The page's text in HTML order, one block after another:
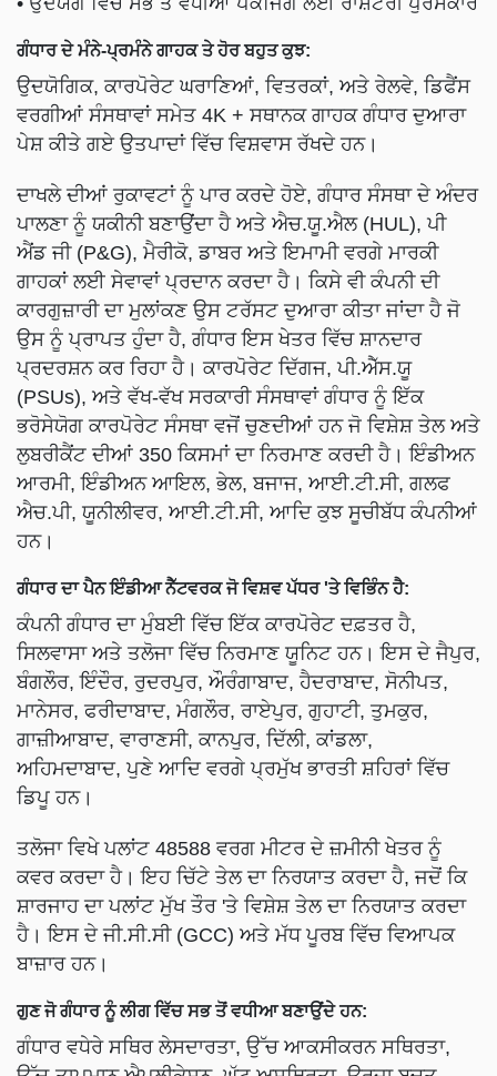
ਗੰਧਾਰ ਦੇ ਮੰਨੇ-ਪ੍ਰਮੰਨੇ ਗਾਹਕ ਤੇ ਹੋਰ ਬਹੁਤ ਕੁਝ:
ਉਦਯੋਗਿਕ, ਕਾਰਪੋਰੇਟ ਘਰਾਣਿਆਂ, ਵਿਤਰਕਾਂ, ਅਤੇ ਰੇਲਵੇ, ਡਿਫੈਂਸ
ਵਰਗੀਆਂ ਸੰਸਥਾਵਾਂ ਸਮੇਤ 4K + ਸਥਾਨਕ ਗਾਹਕ ਗੰਧਾਰ ਦੁਆਰਾ
ਪੇਸ਼ ਕੀਤੇ ਗਏ ਉਤਪਾਦਾਂ ਵਿੱਚ ਵਿਸ਼ਵਾਸ ਰੱਖਦੇ ਹਨ।
ਦਾਖਲੇ ਦੀਆਂ ਰੁਕਾਵਟਾਂ ਨੂੰ ਪਾਰ ਕਰਦੇ ਹੋਏ, ਗੰਧਾਰ ਸੰਸਥਾ ਦੇ ਅੰਦਰ
ਪਾਲਣਾ ਨੂੰ ਯਕੀਨੀ ਬਣਾਉਂਦਾ ਹੈ ਅਤੇ ਐਚ.ਯੂ.ਐਲ (HUL), ਪੀ
ਐਂਡ ਜੀ (P&G), ਮੈਰੀਕੋ, ਡਾਬਰ ਅਤੇ ਇਮਾਮੀ ਵਰਗੇ ਮਾਰਕੀ
ਗਾਹਕਾਂ ਲਈ ਸੇਵਾਵਾਂ ਪ੍ਰਦਾਨ ਕਰਦਾ ਹੈ। ਕਿਸੇ ਵੀ ਕੰਪਨੀ ਦੀ
ਕਾਰਗੁਜ਼ਾਰੀ ਦਾ ਮੁਲਾਂਕਣ ਉਸ ਟਰੱਸਟ ਦੁਆਰਾ ਕੀਤਾ ਜਾਂਦਾ ਹੈ ਜੋ
ਉਸ ਨੂੰ ਪ੍ਰਾਪਤ ਹੁੰਦਾ ਹੈ, ਗੰਧਾਰ ਇਸ ਖੇਤਰ ਵਿੱਚ ਸ਼ਾਨਦਾਰ
ਪ੍ਰਦਰਸ਼ਨ ਕਰ ਰਿਹਾ ਹੈ। ਕਾਰਪੋਰੇਟ ਦਿੱਗਜ, ਪੀ.ਐੱਸ.ਯੂ
(PSUs), ਅਤੇ ਵੱਖ-ਵੱਖ ਸਰਕਾਰੀ ਸੰਸਥਾਵਾਂ ਗੰਧਾਰ ਨੂੰ ਇੱਕ
ਭਰੋਸੇਯੋਗ ਕਾਰਪੋਰੇਟ ਸੰਸਥਾ ਵਜੋਂ ਚੁਣਦੀਆਂ ਹਨ ਜੋ ਵਿਸ਼ੇਸ਼ ਤੇਲ ਅਤੇ
ਲੁਬਰੀਕੈਂਟ ਦੀਆਂ 350 ਕਿਸਮਾਂ ਦਾ ਨਿਰਮਾਣ ਕਰਦੀ ਹੈ। ਇੰਡੀਅਨ
ਆਰਮੀ, ਇੰਡੀਅਨ ਆਇਲ, ਭੇਲ, ਬਜਾਜ, ਆਈ.ਟੀ.ਸੀ, ਗਲਫ
ਐਚ.ਪੀ, ਯੂਨੀਲੀਵਰ, ਆਈ.ਟੀ.ਸੀ, ਆਦਿ ਕੁਝ ਸੂਚੀਬੱਧ ਕੰਪਨੀਆਂ
ਹਨ।
ਗੰਧਾਰ ਦਾ ਪੈਨ ਇੰਡੀਆ ਨੈੱਟਵਰਕ ਜੋ ਵਿਸ਼ਵ ਪੱਧਰ 'ਤੇ ਵਿਭਿੰਨ ਹੈ:
ਕੰਪਨੀ ਗੰਧਾਰ ਦਾ ਮੁੰਬਈ ਵਿੱਚ ਇੱਕ ਕਾਰਪੋਰੇਟ ਦਫ਼ਤਰ ਹੈ,
ਸਿਲਵਾਸਾ ਅਤੇ ਤਲੋਜਾ ਵਿੱਚ ਨਿਰਮਾਣ ਯੂਨਿਟ ਹਨ। ਇਸ ਦੇ ਜੈਪੁਰ,
ਬੰਗਲੌਰ, ਇੰਦੌਰ, ਰੁਦਰਪੁਰ, ਔਰੰਗਾਬਾਦ, ਹੈਦਰਾਬਾਦ, ਸੋਨੀਪਤ,
ਮਾਨੇਸਰ, ਫਰੀਦਾਬਾਦ, ਮੰਗਲੌਰ, ਰਾਏਪੁਰ, ਗੁਹਾਟੀ, ਤੁਮਕੁਰ,
ਗਾਜ਼ੀਆਬਾਦ, ਵਾਰਾਣਸੀ, ਕਾਨਪੁਰ, ਦਿੱਲੀ, ਕਾਂਡਲਾ,
ਅਹਿਮਦਾਬਾਦ, ਪੁਣੇ ਆਦਿ ਵਰਗੇ ਪ੍ਰਮੁੱਖ ਭਾਰਤੀ ਸ਼ਹਿਰਾਂ ਵਿੱਚ
ਡਿਪੂ ਹਨ।
ਤਲੋਜਾ ਵਿਖੇ ਪਲਾਂਟ 48588 ਵਰਗ ਮੀਟਰ ਦੇ ਜ਼ਮੀਨੀ ਖੇਤਰ ਨੂੰ
ਕਵਰ ਕਰਦਾ ਹੈ। ਇਹ ਚਿੱਟੇ ਤੇਲ ਦਾ ਨਿਰਯਾਤ ਕਰਦਾ ਹੈ, ਜਦੋਂ ਕਿ
ਸ਼ਾਰਜਾਹ ਦਾ ਪਲਾਂਟ ਮੁੱਖ ਤੌਰ 'ਤੇ ਵਿਸ਼ੇਸ਼ ਤੇਲ ਦਾ ਨਿਰਯਾਤ ਕਰਦਾ
ਹੈ। ਇਸ ਦੇ ਜੀ.ਸੀ.ਸੀ (GCC) ਅਤੇ ਮੱਧ ਪੂਰਬ ਵਿੱਚ ਵਿਆਪਕ
ਬਾਜ਼ਾਰ ਹਨ।
ਗੁਣ ਜੋ ਗੰਧਾਰ ਨੂੰ ਲੀਗ ਵਿੱਚ ਸਭ ਤੋਂ ਵਧੀਆ ਬਣਾਉਂਦੇ ਹਨ:
ਗੰਧਾਰ ਵਧੇਰੇ ਸਥਿਰ ਲੇਸਦਾਰਤਾ, ਉੱਚ ਆਕਸੀਕਰਨ ਸਥਿਰਤਾ,